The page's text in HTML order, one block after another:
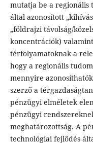
mutatja be a regionális
által azonosított
„földrajzi távolság/
koncentrációk)
térfolyamatoknak a
hogy a regionális
mennyire
szerző a
pénzügyi elméletek
pénzügyi
meghatározottság. A
technológiai fejlődés